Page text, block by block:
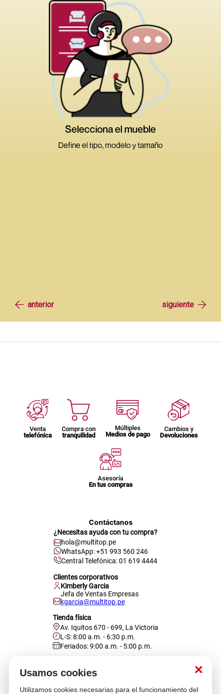
×
Usamos cookies
Utilizamos cookies necesarias para el funcionamiento del
Venta
telefónica
Compra con
tranquilidad
Múltiples
Medios de pago
Cambios y
Devoluciones
Asesoría
En tus compras
Contáctanos
¿Necesitas ayuda con tu compra?
hola@multitop.pe
WhatsApp: +51 993 560 246
Central Telefónica: 01 619 4444
Clientes corporativos
Kimberly Garcia
Jefa de Ventas Empresas
kgarcia@multitop.pe
Tienda física
Av. Iquitos 670 - 699, La Victoria
L-S: 8:00 a.m. - 6:30 p.m.
Feriados: 9:00 a.m. - 5:00 p.m.